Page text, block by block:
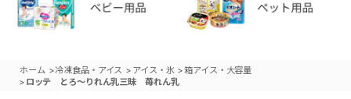
ホーム >冷凍食品・アイス > アイス・氷 >箱アイス・大容量
> ロッテ とろ～りれん乳三昧 苺れん乳